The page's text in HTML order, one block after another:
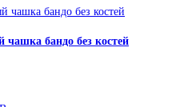
чашка бандо без костей